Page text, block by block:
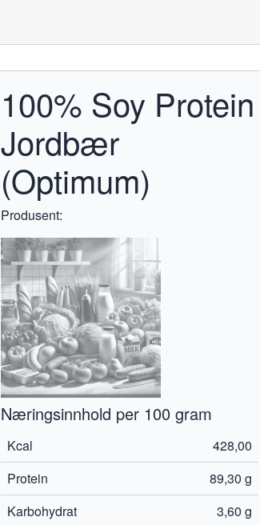
100% Soy Protein
Jordbær
(Optimum)
Produsent:
Næringsinnhold per 100 gram
Kcal
428,00
Protein
89,30 g
Karbohydrat
3,60 g